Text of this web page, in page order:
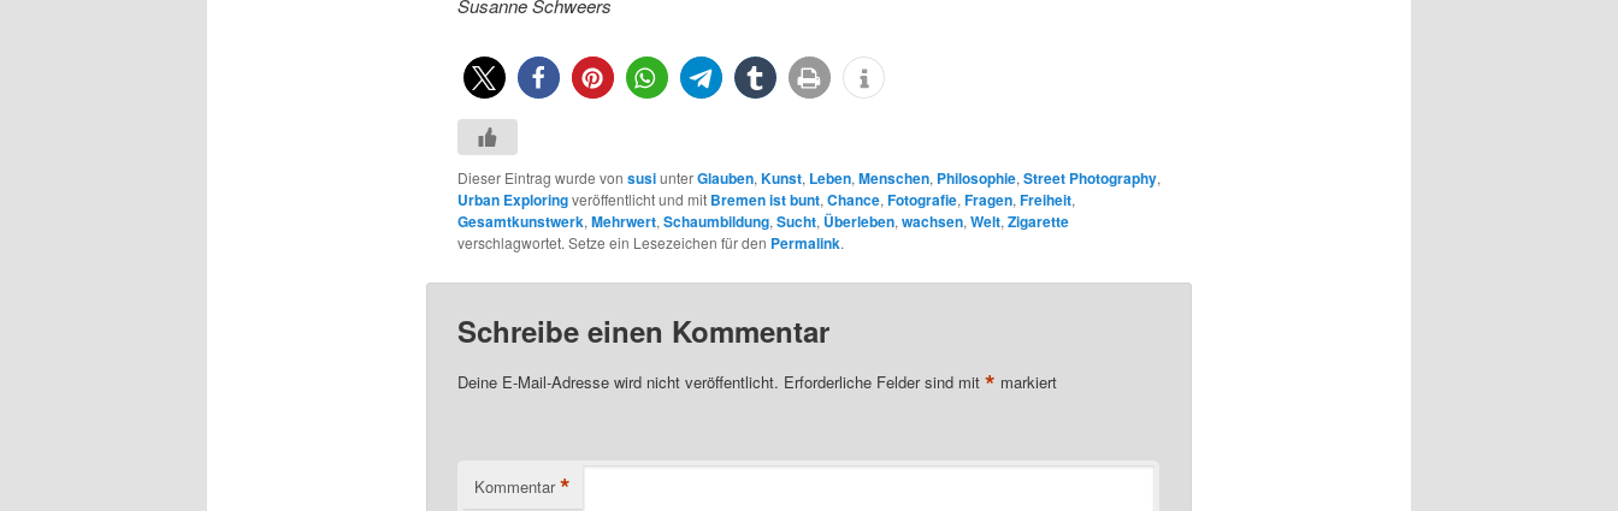
Susanne Schweers
Dieser Eintrag wurde von susiunterGlauben, Kunst, Leben, Menschen, Philosophie, Street Photography,
Urban Exploringveröffentlicht und mit Bremen ist bunt, Chance, Fotografie, Fragen, Freiheit,
Gesamtkunstwerk, Mehrwert, Schaumbildung, Sucht, Überleben, wachsen, Welt, Zigarette
verschlagwortet. Setze ein Lesezeichen für den Permalink.
Schreibe einen Kommentar
Deine E-Mail-Adresse wird nicht veröffentlicht. Erforderliche Felder sind mit * markiert
Kommentar *